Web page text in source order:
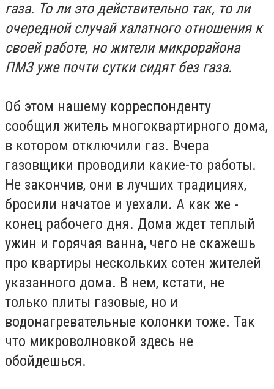
газа. То ли это действительно так, то ли
очередной случай халатного отношения к
своей работе, но жители микрорайона
ПМЗ уже почти сутки сидят без газа.
Об этом нашему корреспонденту
сообщил житель многоквартирного дома,
в котором отключили газ. Вчера
газовщики проводили какие-то работы.
Не закончив, они в лучших традициях,
бросили начатое и уехали. А как же -
конец рабочего дня. Дома ждет теплый
ужин и горячая ванна, чего не скажешь
про квартиры нескольких сотен жителей
указанного дома. В нем, кстати, не
только плиты газовые, но и
водонагревательные колонки тоже. Так
что микроволновкой здесь не
обойдешься.